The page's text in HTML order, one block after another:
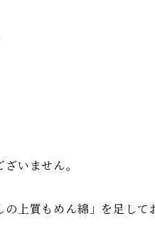
いません。
上質もめん綿」を足して